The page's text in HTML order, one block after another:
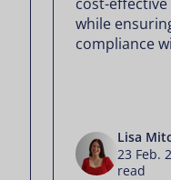
while
compliance
Lisa
23 Feb.
read